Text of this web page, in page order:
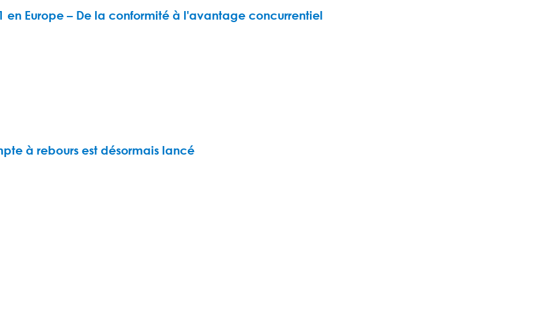
en Europe – De la conformité à l'avantage concurrentiel
à rebours est désormais lancé